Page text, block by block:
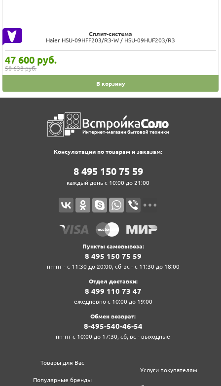
Сплит-система
Haier HSU-09HFF203/R3-W / HSU-09HUF203/R3
47 600 руб.
50 638 руб.
В корзину
Консультации по товарам и заказам:
8‍ 4‍9‍5‍ 1‍5‍0‍ 7‍5‍ 5‍9‍
каждый день с 10:00 до 21:00
Пункты самовывоза:
8‍ 4‍9‍5‍ 1‍5‍0‍ 7‍5‍ 5‍9‍
пн-пт - с 11:30 до 20:00, сб-вс - с 11:30 до 18:00
Отдел доставки:
8‍ 4‍9‍9‍ 1‍1‍0‍ 7‍3‍ 4‍7‍
ежедневно с 10:00 до 19:00
Обмен возврат:
8‍-4‍9‍5‍-5‍4‍0‍-4‍6‍-5‍4‍
пн-пт с 10:00 до 17:30, сб, вс - выходные
Товары для Вас
Популярные бренды
Услуги покупателям